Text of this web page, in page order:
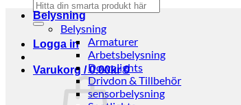
Sök
efter:
Logga in
Varukorg /0.00kr 0
Belysning
Belysning
Armaturer
Arbetsbelysning
Downlights
Drivdon & Tillbehör
sensorbelysning